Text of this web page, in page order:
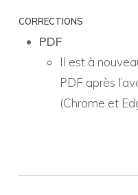
CORRECTIONS
PDF
Il est à
PDF après
(Chrome et